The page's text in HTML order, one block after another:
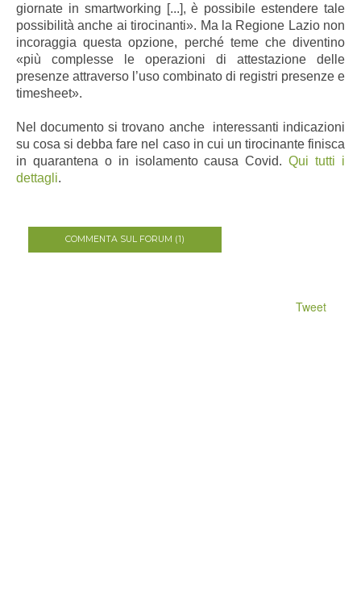
giornate in smartworking [...], è possibile estendere tale
possibilità anche ai tirocinanti». Ma la Regione Lazio non
incoraggia questa opzione, perché teme che diventino
«più complesse le operazioni di attestazione delle
presenze attraverso l’uso combinato di registri presenze e
timesheet».
Nel documento si trovano anche interessanti indicazioni
su cosa si debba fare nel caso in cui un tirocinante finisca
in quarantena o in isolamento causa Covid.Qui tutti i
dettagli.
COMMENTA SUL FORUM (1)
Tweet